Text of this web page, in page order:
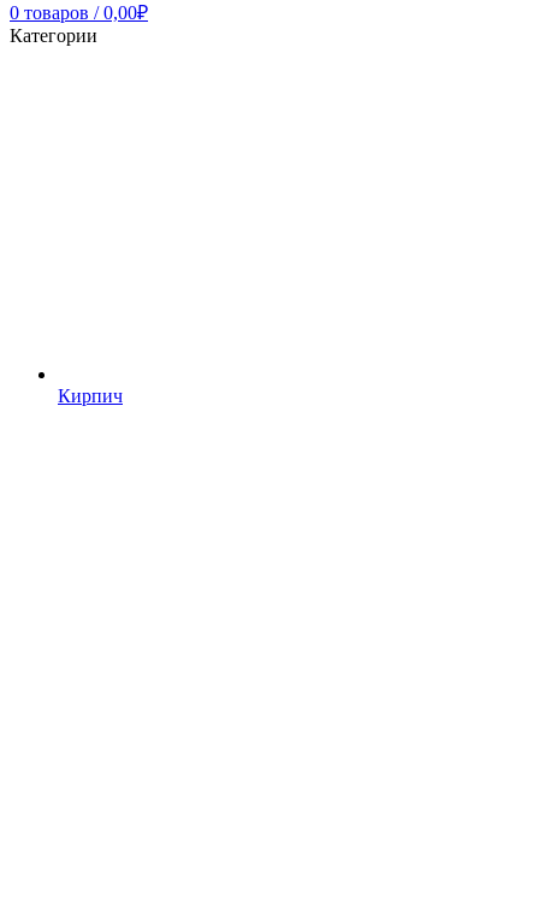
0 товаров / 0,00₽
Категории
Кирпич